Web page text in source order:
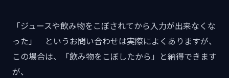
「ジュースや飲み物をこぼされてから入力が出来なくな
った」 というお問い合わせは実際によくありますが、
この場合は、「飲み物をこぼしたから」と納得できます
が、